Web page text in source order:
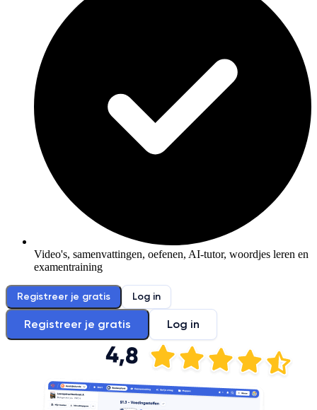
Video's, samenvattingen, oefenen, AI-tutor, woordjes leren en
examentraining
Registreer je gratis Log in
Registreer je gratis Log in